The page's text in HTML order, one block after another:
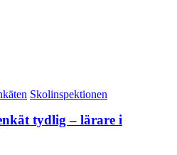
Skolinspektionen
tydlig – lärare i